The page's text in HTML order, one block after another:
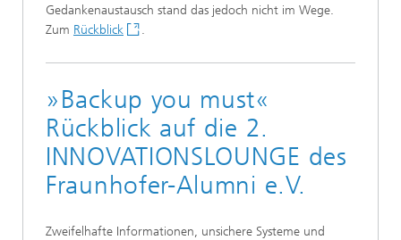
Gedankenaustausch stand das jedoch nicht im Wege.
Zum Rückblick .
»Backup you must«
Rückblick auf die 2.
INNOVATIONSLOUNGE des
Fraunhofer-Alumni e.V.
Zweifelhafte Informationen, unsichere Systeme und